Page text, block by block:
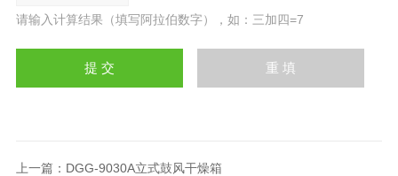
请输入计算结果（填写阿拉伯数字），如：三加四=7
上一篇： DGG-9030A立式鼓风干燥箱